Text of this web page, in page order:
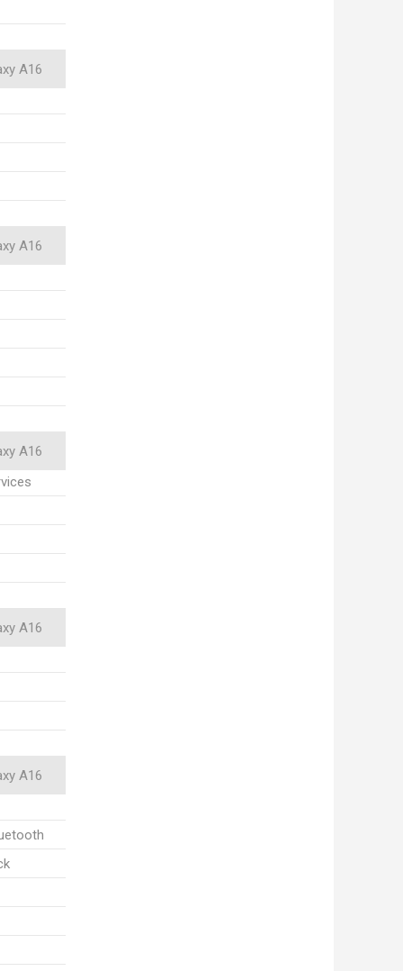
A16
A16
A16
A16
A16